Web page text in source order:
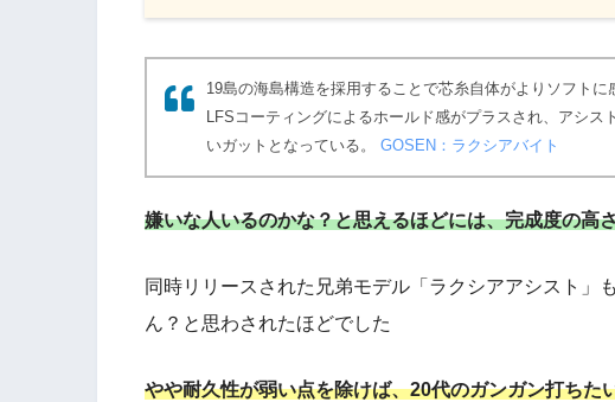
19島の海島構造を採用することで芯糸自体がよりソフト
LFSコーティングによるホールド感がプラスされ、アシ
いガットとなっている。 GOSEN：ラクシアバイト
嫌いな人いるのかな？と思えるほどには、完成度の高
同時リリースされた兄弟モデル「ラクシアアシスト
ん？と思わされたほどでした
やや耐久性が弱い点を除けば、20代のガンガン打ちた